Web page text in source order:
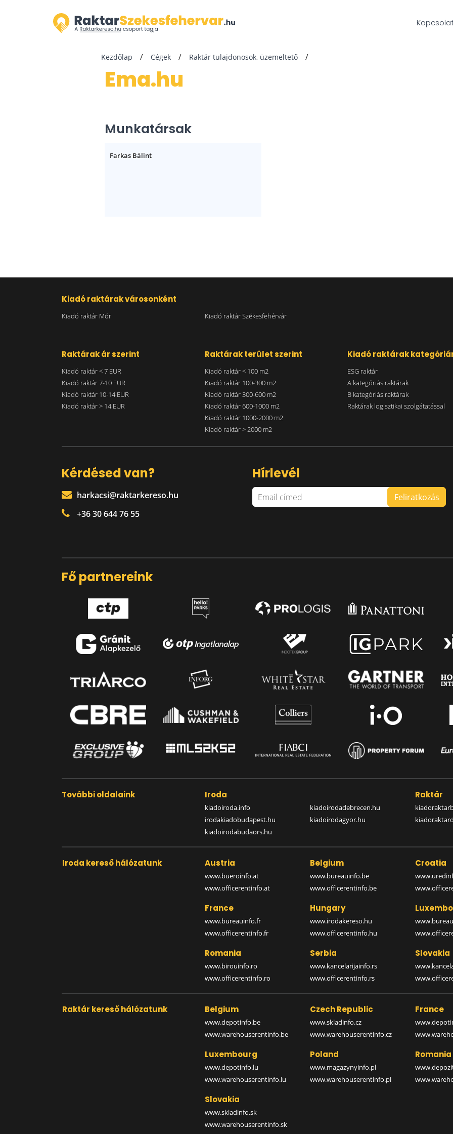
Kezdőlap Cégek Raktár tulajdonosok, üzemeltető
ema.hu
Munkatársak
Farkas Bálint
Kiadó raktárak városonként
Kiadó raktár Mór Kiadó raktár Székesfehérvár
Raktárak ár szerint
Kiadó raktár < 7 EUR
Kiadó raktár 7-10 EUR
Kiadó raktár 10-14 EUR
Kiadó raktár > 14 EUR
Raktárak terület szerint
Kiadó raktár < 100 m2
Kiadó raktár 100-300 m2
Kiadó raktár 300-600 m2
Kiadó raktár 600-1000 m2
Kiadó raktár 1000-2000 m2
Kiadó raktár > 2000 m2
Kiadó raktárak
ESG raktár
A kategóriás raktárak
B kategóriás raktárak
Raktárak logisztikai szolgátatással
Kérdésed van?
harkacsi@raktarkereso.hu
+36 30 644 76 55
Hírlevél
Fő partnereink
További oldalaink Iroda
kiadoiroda.info
irodakiadobudapest.hu
kiadoirodabudaors.hu
kiadoirodadebrecen.hu
kiadoirodagyor.hu
Raktár
Iroda kereső hálózatunk Austria
www.bueroinfo.at
www.officerentinfo.at
Belgium
www.bureauinfo.be
www.officerentinfo.be
Croatia
France
www.bureauinfo.fr
www.officerentinfo.fr
Hungary
www.irodakereso.hu
www.officerentinfo.hu
Romania
www.birouinfo.ro
www.officerentinfo.ro
Serbia
www.kancelarijainfo.rs
www.officerentinfo.rs
Slovakia
Raktár kereső hálózatunk Belgium
www.depotinfo.be
www.warehouserentinfo.be
Czech Republic
www.skladinfo.cz
www.warehouserentinfo.cz
France
Luxembourg
www.depotinfo.lu
www.warehouserentinfo.lu
Poland
www.magazynyinfo.pl
www.warehouserentinfo.pl
Romania
Slovakia
www.skladinfo.sk
www.warehouserentinfo.sk